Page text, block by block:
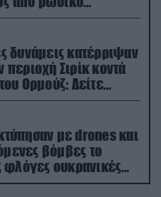
στην πόλη!
δυνάμεις κατέρριψαν
περιοχή Σιρίκ κοντά
Ορμούζ: Δείτε
με drones και
βόμβες το
φλόγες ουκρανικές
εγκαταστάσεις